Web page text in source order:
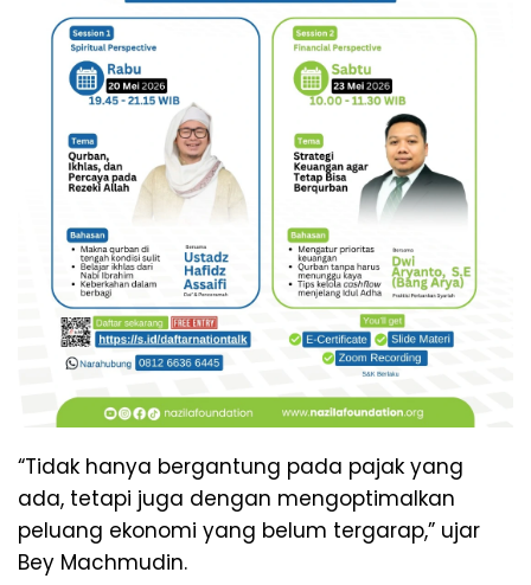
“Tidak hanya bergantung pada pajak yang
ada, tetapi juga dengan mengoptimalkan
peluang ekonomi yang belum tergarap,” ujar
Bey Machmudin.